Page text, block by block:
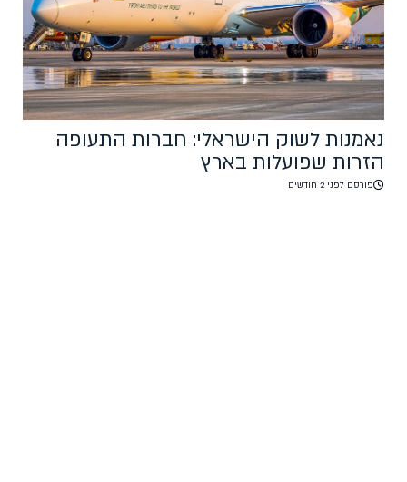
נאמנות לשוק הישראלי: חברות התעופה
הזרות שפועלות בארץ
פורסם לפני 2 חודשים